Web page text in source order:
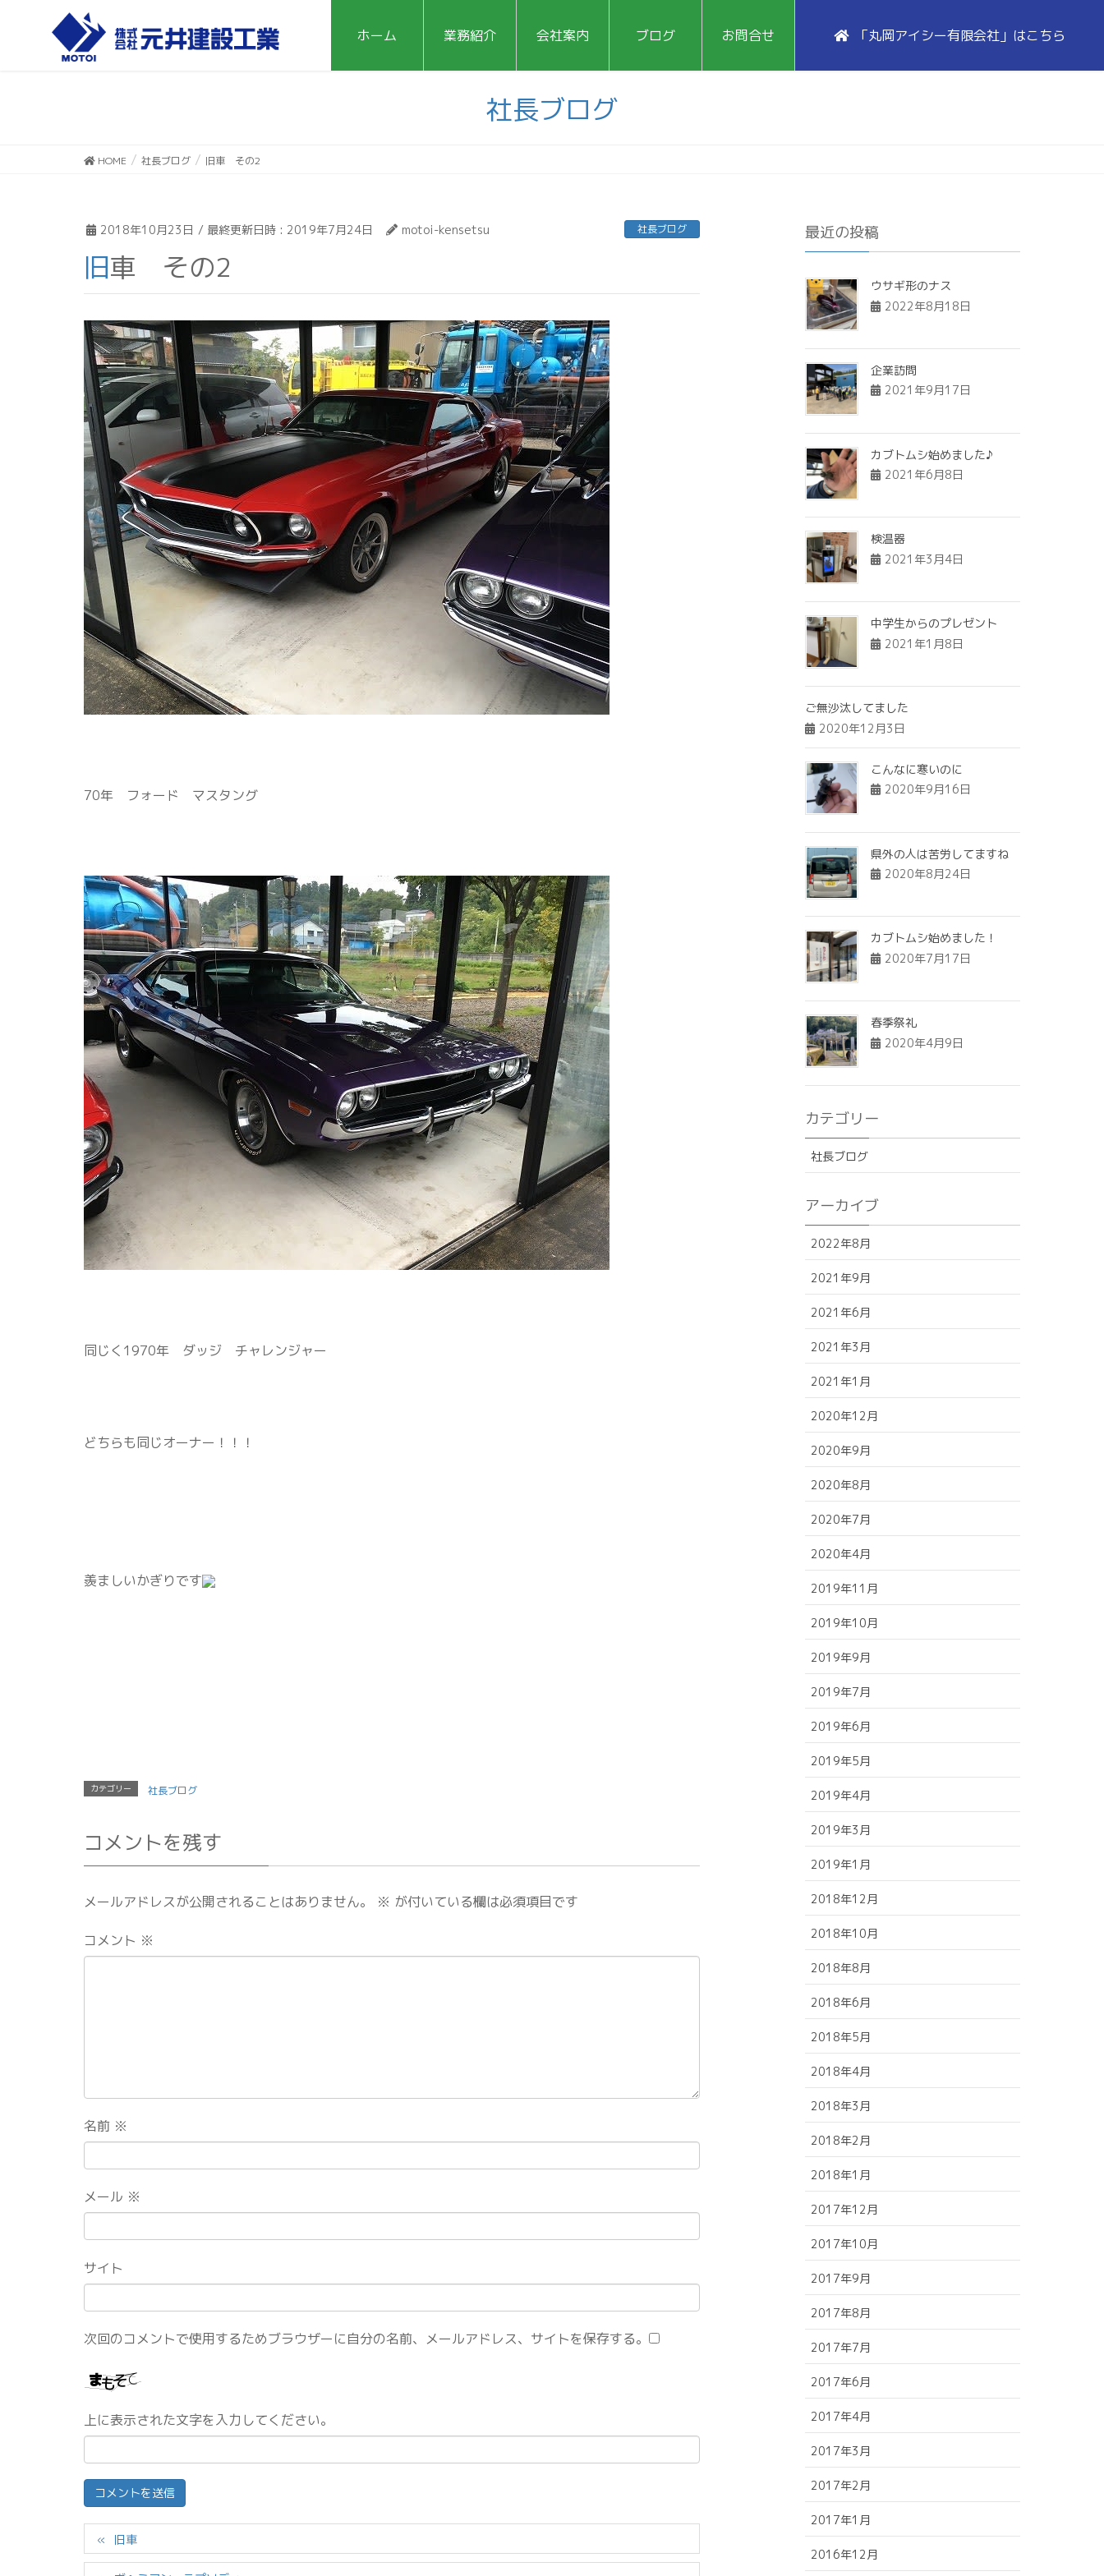
ホーム 業務紹介 会社案内 ブログ お問合せ 「丸岡アイシー有限会社」はこちら
社長ブログ
HOME 社長ブログ 旧車 その2
2018年10月23日 / 最終更新日時 : 2019年7月24日 motoi-kensetsu 社長ブログ
旧車 その2
70年 フォード マスタング
同じく1970年 ダッジ チャレンジャー
どちらも同じオーナー！！！
羨ましいかぎりです
カテゴリー 社長ブログ
コメントを残す
メールアドレスが公開されることはありません。 ※ が付いている欄は必須項目です
コメント ※
名前 ※
メール ※
サイト
次回のコメントで使用するためブラウザーに自分の名前、メールアドレス、サイトを保存する。
上に表示された文字を入力してください。
旧車
最近の投稿
ウサギ形のナス
2022年8月18日
企業訪問
2021年9月17日
カブトムシ始めました♪
2021年6月8日
検温器
2021年3月4日
中学生からのプレゼント
2021年1月8日
ご無沙汰してました
2020年12月3日
こんなに寒いのに
2020年9月16日
県外の人は苦労してますね
2020年8月24日
カブトムシ始めました！
2020年7月17日
春季祭礼
2020年4月9日
カテゴリー
社長ブログ
アーカイブ
2022年8月
2021年9月
2021年6月
2021年3月
2021年1月
2020年12月
2020年9月
2020年8月
2020年7月
2020年4月
2019年11月
2019年10月
2019年9月
2019年7月
2019年6月
2019年5月
2019年4月
2019年3月
2019年1月
2018年12月
2018年10月
2018年8月
2018年6月
2018年5月
2018年4月
2018年3月
2018年2月
2018年1月
2017年12月
2017年10月
2017年9月
2017年8月
2017年7月
2017年6月
2017年4月
2017年3月
2017年2月
2017年1月
2016年12月